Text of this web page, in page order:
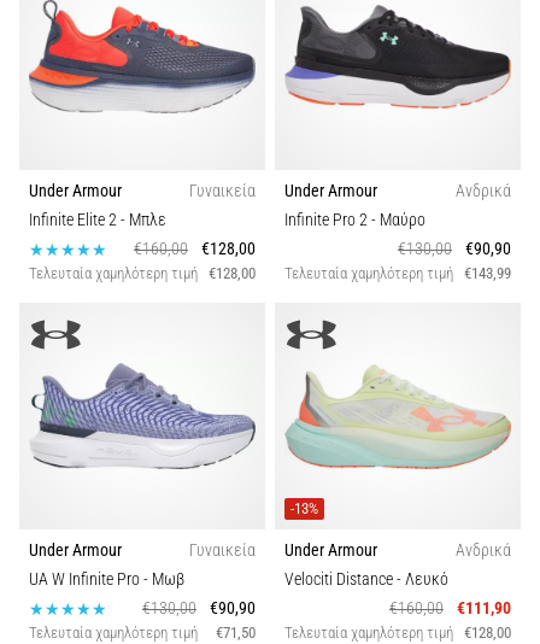
Shuttle
run
και
Τι
είναι
και
πώς
Στην
shuttle
run
δοκιμάζει
την
ευκιννησία
και
τις
Τύπος διαδρομής
Βιωσιμότητα
Άνεση και αντικραδασμική προστασία
Πλάτος παπουτσίου
Carbon
Under Armour
Γυναικεία
Infinite Elite 2- Μπλε
€160,00
€128,00
Τελευταία χαμηλότερη τιμή €128,00
Under Armour
Ανδρικά
Infinite Pro 2- Μαύρο
€130,00
€90,90
Τελευταία χαμηλότερη τιμή €143,99
Under Armour
Γυναικεία
UA W Infinite Pro- Μωβ
€130,00
€90,90
Τελευταία χαμηλότερη τιμή €71,50
-13%
Under Armour
Ανδρικά
Velociti Distance- Λευκό
€160,00
€111,90
Τελευταία χαμηλότερη τιμή €128,00